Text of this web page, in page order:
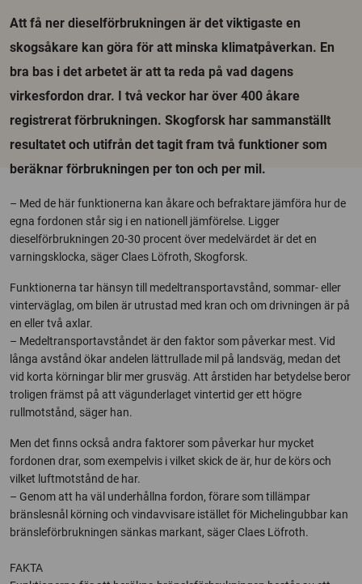
Att få ner dieselförbrukningen är det viktigaste en
skogsåkare kan göra för att minska klimatpåverkan. En
bra bas i det arbetet är att ta reda på vad dagens
virkesfordon drar. I två veckor har över 400 åkare
registrerat förbrukningen. Skogforsk har sammanställt
resultatet och utifrån det tagit fram två funktioner som
beräknar förbrukningen per ton och per mil.
– Med de här funktionerna kan åkare och befraktare jämföra hur de
egna fordonen står sig i en nationell jämförelse. Ligger
dieselförbrukningen 20-30 procent över medelvärdet är det en
varningsklocka, säger Claes Löfroth, Skogforsk.
Funktionerna tar hänsyn till medeltransportavstånd, sommar- eller
vinterväglag, om bilen är utrustad med kran och om drivningen är på
en eller två axlar.
– Medeltransportavståndet är den faktor som påverkar mest. Vid
långa avstånd ökar andelen lättrullade mil på landsväg, medan det
vid korta körningar blir mer grusväg. Att årstiden har betydelse beror
troligen främst på att vägunderlaget vintertid ger ett högre
rullmotstånd, säger han.
Men det finns också andra faktorer som påverkar hur mycket
fordonen drar, som exempelvis i vilket skick de är, hur de körs och
vilket luftmotstånd de har.
– Genom att ha väl underhållna fordon, förare som tillämpar
bränslesnål körning och vindavvisare istället för Michelingubbar kan
bränsleförbrukningen sänkas markant, säger Claes Löfroth.
FAKTA